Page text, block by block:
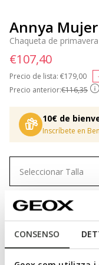
CONSENSO
Annya Mujer
Chaqueta de primavera
Precio anterior:€116,35
Precio de lista: Price
€179,00
€107,40
10€ de
Inscríbete en
Seleccionar Talla